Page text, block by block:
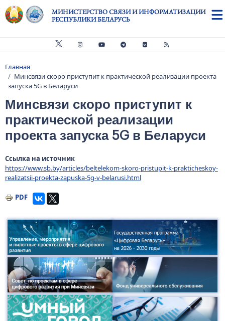
Перейти к основному содержанию
МИНИСТЕРСТВО СВЯЗИ И ИНФОРМАТИЗАЦИИ
РЕСПУБЛИКИ БЕЛАРУСЬ
Строка навигации
Главная
Минсвязи скоро приступит к практической реализации проекта
запуска 5G в Беларуси
Минсвязи скоро приступит к
практической реализации
проекта запуска 5G в Беларуси
Ссылка на источник
https://www.sb.by/articles/beltelekom-skoro-pristupit-k-prakticheskoy-
realizatsii-proekta-zapuska-5g-v-belarusi.html
PDF